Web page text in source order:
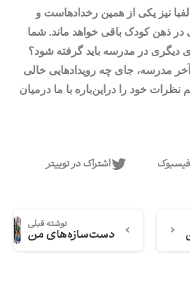
نیز یکی از همین رخدادهاست و
ذهن کودک باقی خواهد ماند. شما
در مدرسه باید گرفته شود؟
مدرسه، جای چه رویدادهایی خالی
خود را دراین‌باره با ما درمیان
اشتراک در توییتر
نوشته قبلی
دست‌سازه‌های من